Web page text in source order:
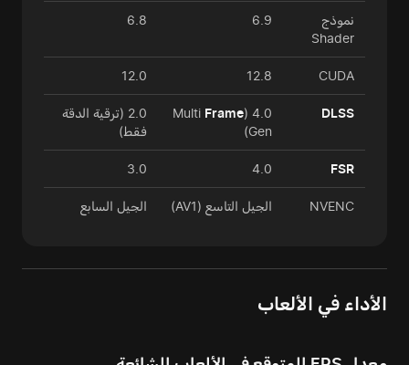
نموذج
Shader
6.9
6.8
CUDA
12.8
12.0
DLSS
4.0 (Multi
Frame
Gen)
2.0 (ترقية الدقة
فقط)
FSR
4.0
3.0
NVENC الجيل التاسع (AV1) الجيل السابع
الأداء في الألعاب